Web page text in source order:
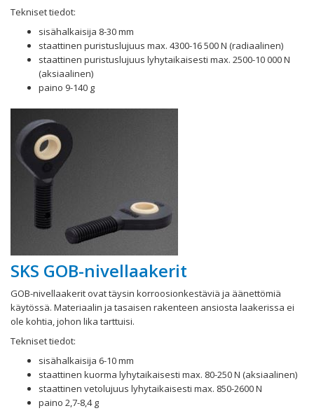
Tekniset tiedot:
sisähalkaisija 8-30 mm
staattinen puristuslujuus max. 4300-16 500 N (radiaalinen)
staattinen puristuslujuus lyhytaikaisesti max. 2500-10 000 N
(aksiaalinen)
paino 9-140 g
SKS GOB-nivellaakerit
GOB-nivellaakerit ovat täysin korroosionkestäviä ja äänettömiä
käytössä. Materiaalin ja tasaisen rakenteen ansiosta laakerissa ei
ole kohtia, johon lika tarttuisi.
Tekniset tiedot:
sisähalkaisija 6-10 mm
staattinen kuorma lyhytaikaisesti max. 80-250 N (aksiaalinen)
staattinen vetolujuus lyhytaikaisesti max. 850-2600 N
paino 2,7-8,4 g